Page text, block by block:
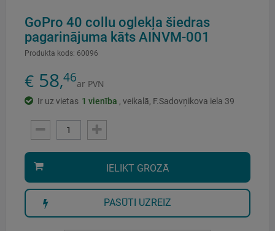
GoPro 40 collu oglekļa šiedras
pagarinājuma kāts AINVM-001
Produkta kods: 60096
€ 58,46ar PVN
Ir uz vietas 1 vienība , veikalā, F.Sadovņikova iela 39
IELIKT GROZĀ
PASŪTI UZREIZ